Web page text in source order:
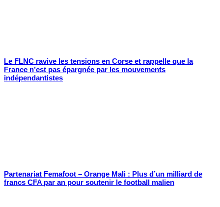
Le FLNC ravive les tensions en Corse et rappelle que la
France n’est pas épargnée par les mouvements
indépendantistes
Partenariat Femafoot – Orange Mali : Plus d’un milliard de
francs CFA par an pour soutenir le football malien